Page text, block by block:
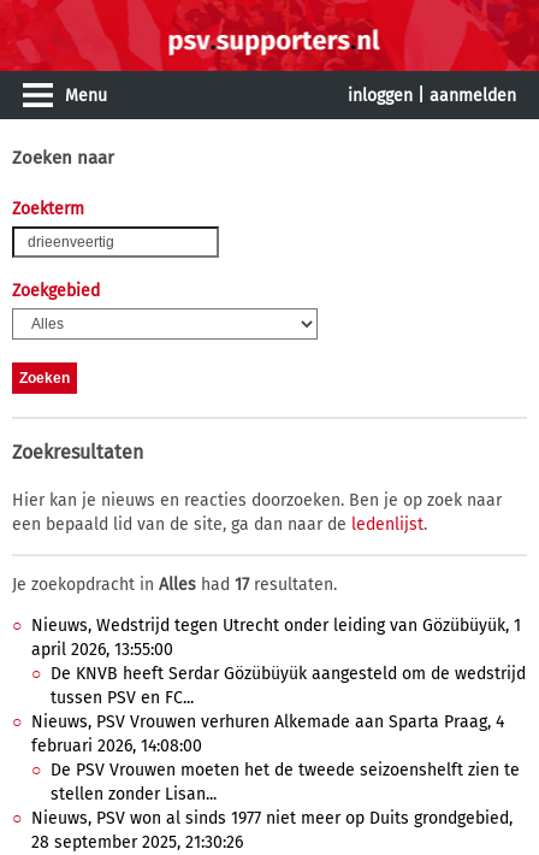
Menu inloggen aanmelden
Zoeken naar
Zoekterm
Zoekgebied
Zoekresultaten
Hier kan je nieuws en reacties doorzoeken. Ben je op zoek naar
een bepaald lid van de site, ga dan naar de ledenlijst.
Je zoekopdracht in Alles had 17resultaten.
Nieuws, Wedstrijd tegen Utrecht onder leiding van Gözübüyük, 1
april 2026, 13:55:00
De KNVB heeft Serdar Gözübüyük aangesteld om de wedstrijd
tussen PSV en FC...
Nieuws, PSV Vrouwen verhuren Alkemade aan Sparta Praag, 4
februari 2026, 14:08:00
De PSV Vrouwen moeten het de tweede seizoenshelft zien te
stellen zonder Lisan...
Nieuws, PSV won al sinds 1977 niet meer op Duits grondgebied,
28 september 2025, 21:30:26